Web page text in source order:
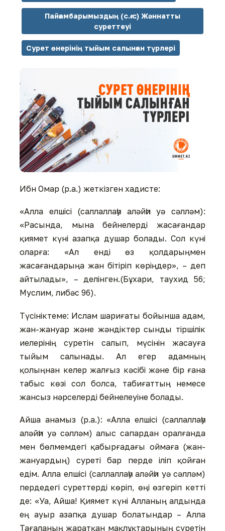
Пайғамбарымыздың (с.ғ.с) Жәннатты
суреттеуі
Сурет өнерінің тыйым салынған түрлері
Ибн Омар (р.а.) жеткізген хадисте:
«Алла елшісі (саллаллаһу аләйһи уә сәлләм):
«Расында, мына бейнелерді жасағандар
қиямет күні азапқа душар болады. Сол күні
оларға: «Ал енді өз қолдарыңмен
жасағандарыңа жан бітіріп көріңдер», – деп
айтылады», – делінген.(Бұхари, таухид 56;
Муслим, либәс 96).
Түсініктеме: Ислам шариғаты бойынша адам,
жан-жануар және жәндіктер сынды тіршілік
иелерінің суретін салып, мүсінін жасауға
тыйым салынады. Ал егер адамның
қолыңнан келер жалғыз кәсібі және бір ғана
табыс көзі сол болса, табиғаттың немесе
жансыз нәрселерді бейнелеуіне болады.
Айша анамыз (р.а.): «Алла елшісі (саллаллаһу
аләйһи уә сәлләм) алыс сапардан оралғанда
мен бөлмемдегі қабырғадағы оймаға (жан-
жануардың) суреті бар перде іліп қойған
едім. Алла елшісі (саллаллаһу аләйһи уә сәлләм)
пердедегі суреттерді көріп, өңі өзгеріп кетті
де: «Уа, Айша! Қиямет күні Алланың алдында
ең ауыр азапқа душар болатындар – Алла
Тағаланың жаратқан мақлұқтарының суретін